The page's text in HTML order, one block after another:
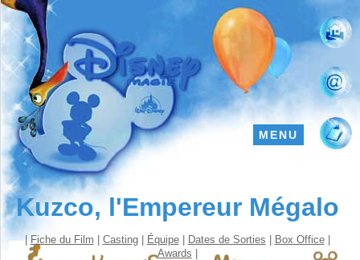
Kuzco, l'Empereur Mégalo
MENU
| Fiche du Film Casting| Équipe| Dates de Sorties Box Office|
Awards